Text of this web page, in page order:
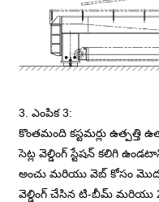
3. ఎంపిక 3:
కొంతమంది కస్టమర్లు ఉత్పత్తి
సెట్ల వెల్డింగ్ స్టేషన్ కలిగి
అంచు మరియు వెబ్ కోసం మొదటి
వెల్డింగ్ చేసిన టి-బీమ్ మరియు 2